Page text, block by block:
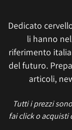
Dedicato
li hanno
riferimento
del futuro.
articoli,
Tutti i prezzi
fai click o acquisti